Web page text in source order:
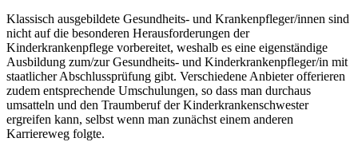
Klassisch ausgebildete Gesundheits- und Krankenpfleger/innen sind
nicht auf die besonderen Herausforderungen der
Kinderkrankenpflege vorbereitet, weshalb es eine eigenständige
Ausbildung zum/zur Gesundheits- und Kinderkrankenpfleger/in mit
staatlicher Abschlussprüfung gibt. Verschiedene Anbieter offerieren
zudem entsprechende Umschulungen, so dass man durchaus
umsatteln und den Traumberuf der Kinderkrankenschwester
ergreifen kann, selbst wenn man zunächst einem anderen
Karriereweg folgte.